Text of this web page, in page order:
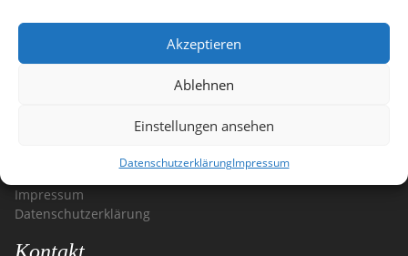
Akzeptieren
Ablehnen
Einstellungen ansehen
DatenschutzerklärungImpressum
Weitere Seiten
Impressum
Datenschutzerklärung